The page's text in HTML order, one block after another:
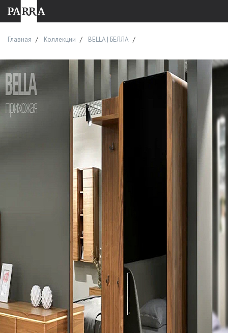
Главная Коллекции BELLA | БЕЛЛА